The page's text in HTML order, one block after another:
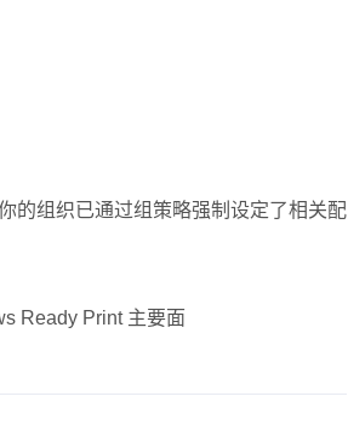
的组织已通过组策略强制设定了相关配
Ready Print 主要面